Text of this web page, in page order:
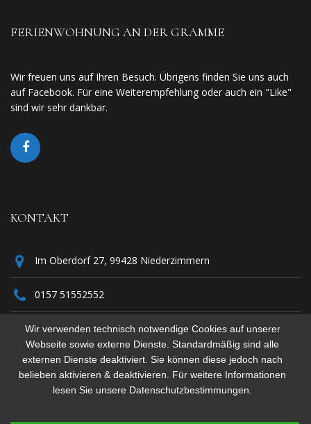
FERIENWOHNUNG AN DER GRAMME
Wir freuen uns auf Ihren Besuch. Übrigens finden Sie uns auch
auf Facebook. Für eine Weiterempfehlung oder auch ein "Like"
sind wir sehr dankbar.
KONTAKT
Im Oberdorf 27, 99428 Niederzimmern
0157 51552552
fewo-gramme@web.de
Wir verwenden technisch notwendige Cookies auf unserer
Webseite sowie externe Dienste. Standardmäßig sind alle
externen Dienste deaktiviert. Sie können diese jedoch nach
belieben aktivieren & deaktivieren. Für weitere Informationen
lesen Sie unsere Datenschutzbestimmungen.